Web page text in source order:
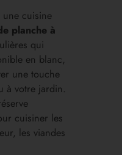
une cuisine
planche à
qui
en blanc,
une touche
à votre jardin.
cuisiner les
les viandes